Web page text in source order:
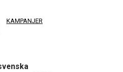
KAMPANJER